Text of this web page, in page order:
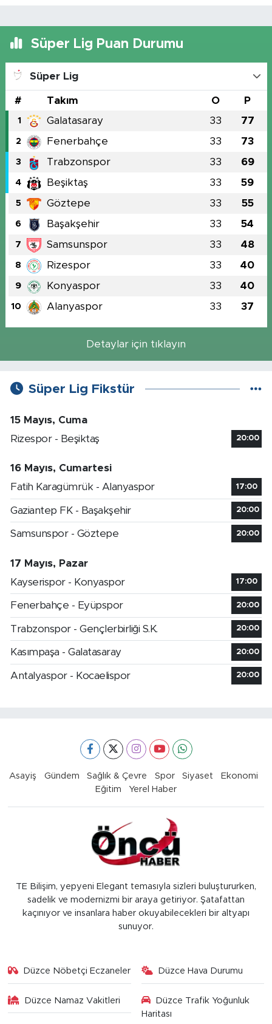
Süper Lig Puan Durumu
Süper Lig
# Takım O P
1 Galatasaray 33 77
2 Fenerbahçe 33 73
3 Trabzonspor 33 69
4 Beşiktaş 33 59
5 Göztepe 33 55
6 Başakşehir 33 54
7 Samsunspor 33 48
8 Rizespor 33 40
9 Konyaspor 33 40
10 Alanyaspor 33 37
Detaylar için tıklayın
Süper Lig Fikstür
15 Mayıs, Cuma
Rizespor - Beşiktaş
20:00
16 Mayıs, Cumartesi
Fatih Karagümrük - Alanyaspor
17:00
Gaziantep FK - Başakşehir 20:00
Samsunspor - Göztepe 20:00
17 Mayıs, Pazar
Kayserispor - Konyaspor
17:00
Fenerbahçe - Eyüpspor 20:00
Trabzonspor - Gençlerbirliği S.K. 20:00
Kasımpaşa - Galatasaray 20:00
Antalyaspor - Kocaelispor 20:00
Asayiş Gündem Sağlık & Çevre Spor Siyaset
Ekonomi
Eğitim
Yerel Haber
TE Bilişim, yepyeni Elegant temasıyla sizleri buluştururken,
sadelik ve modernizmi bir araya getiriyor. Şatafattan
kaçınıyor ve insanlara haber okuyabilecekleri bir altyapı
sunuyor.
Düzce Nöbetçi Eczaneler Düzce Hava Durumu
Düzce Namaz Vakitleri
Düzce Trafik Yoğunluk
Haritası